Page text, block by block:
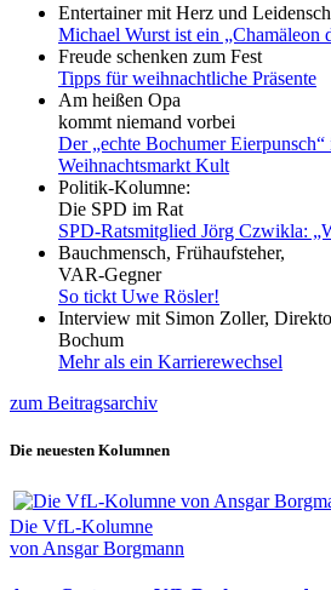
Entertainer mit Herz und
Michael Wurst ist ein „Chamäleon
Freude schenken zum Fest
Tipps für weihnachtliche Präsente
Am heißen Opa
kommt niemand vorbei
Der „echte Bochumer Eierpunsch“
Weihnachtsmarkt Kult
Politik-Kolumne:
Die SPD im Rat
SPD-Ratsmitglied Jörg Czwikla:
Bauchmensch, Frühaufsteher,
VAR-Gegner
So tickt Uwe Rösler!
Interview mit Simon Zoller,
Bochum
Mehr als ein Karrierewechsel
zum Beitragsarchiv
Die neuesten Kolumnen
Die VfL-Kolumne
von Ansgar Borgmann